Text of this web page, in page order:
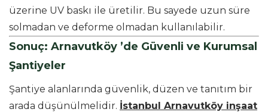
üzerine UV baskı ile üretilir. Bu sayede uzun süre
solmadan ve deforme olmadan kullanılabilir.
Sonuç: Arnavutköy ’de Güvenli ve Kurumsal
Şantiyeler
Şantiye alanlarında güvenlik, düzen ve tanıtım bir
arada düşünülmelidir. İstanbul Arnavutköy inşaat